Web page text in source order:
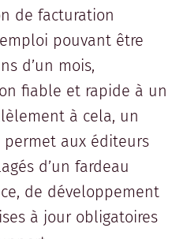
de facturation
pouvant être
d’un mois,
fiable et rapide à un
à cela, un
aux éditeurs
d’un fardeau
de développement
à jour obligatoires